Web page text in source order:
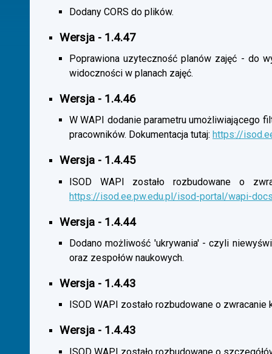
Dodany CORS do plików.
Wersja - 1.4.47
Poprawiona uzyteczność planów zajęć - do
widoczności w planach zajęć.
Wersja - 1.4.46
W WAPI dodanie parametru umożliwiającego
pracowników. Dokumentacja tutaj: https://
Wersja - 1.4.45
ISOD WAPI zostało rozbudowane o
https://isod.ee.pw.edu.pl/isod-portal/wapi-
Wersja - 1.4.44
Dodano możliwość 'ukrywania' - czyli
oraz zespołów naukowych.
Wersja - 1.4.43
ISOD WAPI zostało rozbudowane o
Wersja - 1.4.43